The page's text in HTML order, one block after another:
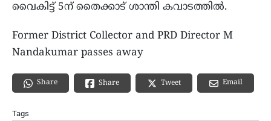
വൈകിട്ട് 5ന് തൈക്കാട് ശാന്തി കവാടത്തിൽ.
Former District Collector and PRD Director M
Nandakumar passes away
Share Share Tweet Email
Tags